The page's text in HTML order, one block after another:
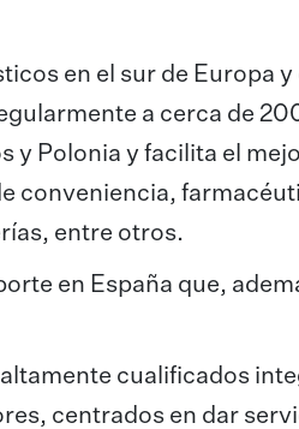
en el sur de Europa
a cerca de
y Polonia y facilita el
conveniencia,
entre otros.
en España que,
cualificados
centrados en dar